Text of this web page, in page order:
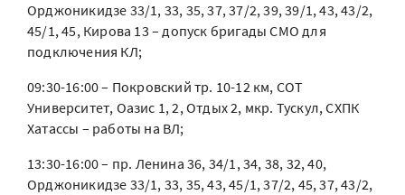
Орджоникидзе 33/1, 33, 35, 37, 37/2, 39, 39/1, 43, 43/2,
45/1, 45, Кирова 13 – допуск бригады СМО для
подключения КЛ;
09:30-16:00 – Покровский тр. 10-12 км, СОТ
Университет, Оазис 1, 2, Отдых 2, мкр. Тускул, СХПК
Хатассы – работы на ВЛ;
13:30-16:00 – пр. Ленина 36, 34/1, 34, 38, 32, 40,
Орджоникидзе 33/1, 33, 35, 43, 45/1, 37/2, 45, 37, 43/2,